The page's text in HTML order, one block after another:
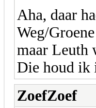
Aha, daar
Weg/
maar Leuth
Die houd ik
ZoefZoef